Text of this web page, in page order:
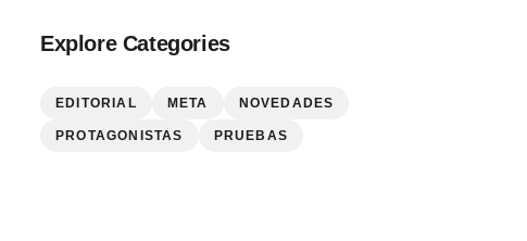
Explore Categories
EDITORIAL META NOVEDADES
PROTAGONISTAS PRUEBAS